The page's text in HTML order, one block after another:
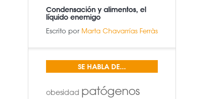
Condensación y alimentos, el
líquido enemigo
Escrito por Marta Chavarrías Ferràs
SE HABLA DE...
obesidad patógenos